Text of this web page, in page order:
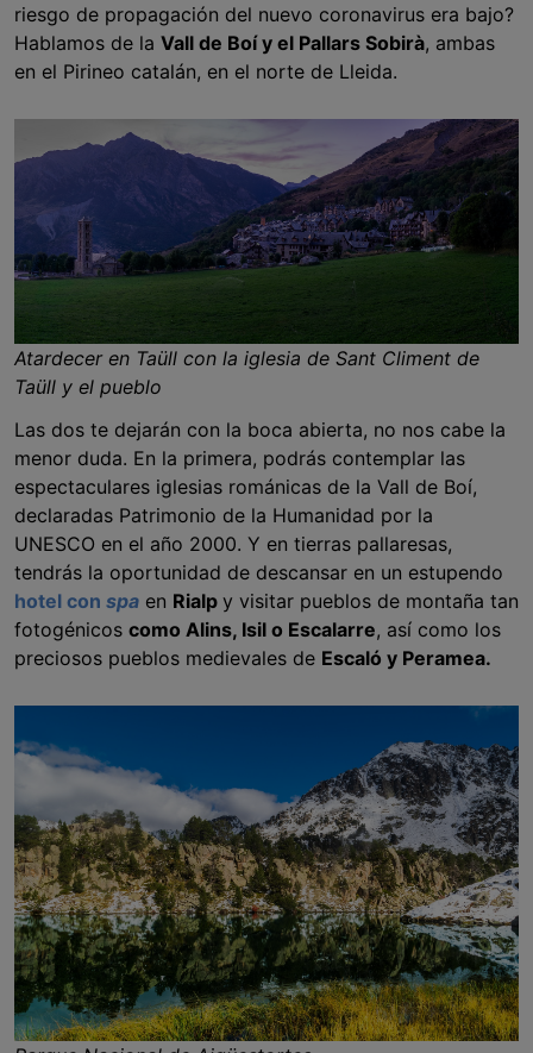
riesgo de propagación del nuevo coronavirus era bajo?
Hablamos de la Vall de Boí y el Pallars Sobirà, ambas
en el Pirineo catalán, en el norte de Lleida.
Atardecer en Taüll con la iglesia de Sant Climent de
Taüll y el pueblo
Las dos te dejarán con la boca abierta, no nos cabe la
menor duda. En la primera, podrás contemplar las
espectaculares iglesias románicas de la Vall de Boí,
declaradas Patrimonio de la Humanidad por la
UNESCO en el año 2000. Y en tierras pallaresas,
tendrás la oportunidad de descansar en un estupendo
hotel con spa en Rialp y visitar pueblos de montaña tan
fotogénicos como Alins, Isil o Escalarre, así como los
preciosos pueblos medievales de Escaló y Peramea.